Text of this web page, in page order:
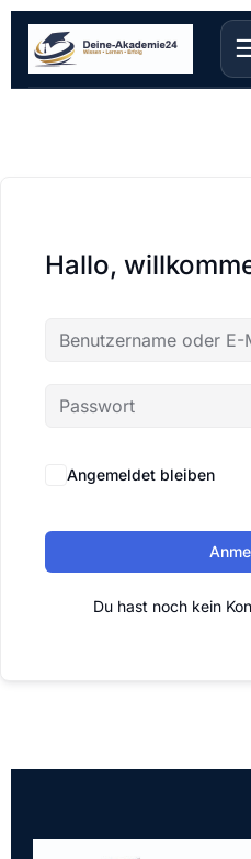
Hallo,
Angemeldet bleiben
Du hast noch kein